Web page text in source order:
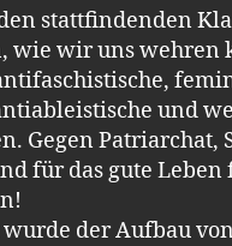
stattfindenden
wie wir uns wehren
und
Gegen Patriarchat,
für das gute Leben
der Aufbau